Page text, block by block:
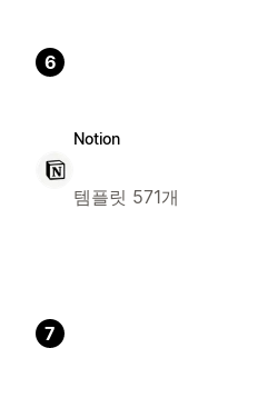
6
Notion
템플릿 571개
7